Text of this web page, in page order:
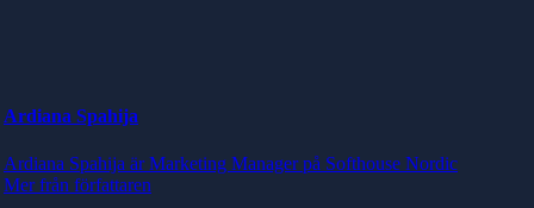
Ardiana Spahija
Ardiana Spahija är Marketing Manager på Softhouse Nordic
Mer från författaren